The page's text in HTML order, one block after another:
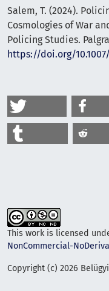
Salem, T. (2024).
Cosmologies of War
Policing Studies.
https://doi.org/
This work is licensed
NonCommercial-
Copyright (c) 2026